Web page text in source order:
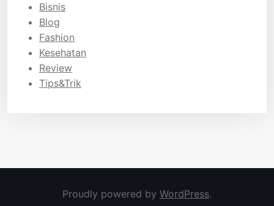
Bisnis
Blog
Fashion
Kesehatan
Review
Tips&Trik
Proudly powered by WordPress.